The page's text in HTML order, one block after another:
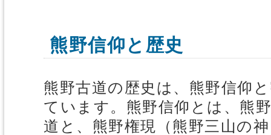
熊野信仰と歴史
熊野古道の歴史は、熊野信仰
ています。熊野信仰とは、熊
道と、熊野権現（熊野三山の